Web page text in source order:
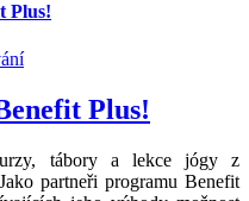
Plus!
Plus!
tábory a lekce jógy z
partneři programu Benefit